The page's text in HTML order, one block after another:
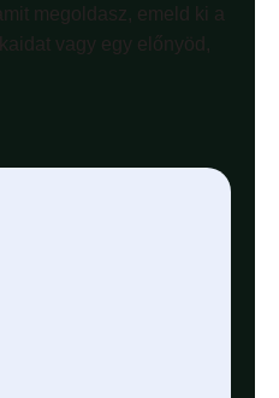
megoldasz, emeld ki a
vagy egy előnyöd,